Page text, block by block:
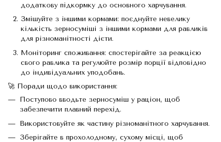
додаткову підкормку до основного харчування.
Змішуйте з іншими кормами: поєднуйте невелику
кількість зерносуміші з іншими кормами для равликів
для різноманітності дієти.
Моніторинг споживання: спостерігайте за реакцією
свого равлика та регулюйте розмір порції відповідно
до індивідуальних уподобань.
🚀 Поради щодо використання:
Поступово вводьте зерносуміш у раціон, щоб
забезпечити плавний перехід.
Використовуйте як частину різноманітного харчування.
Зберігайте в прохолодному, сухому місці, щоб